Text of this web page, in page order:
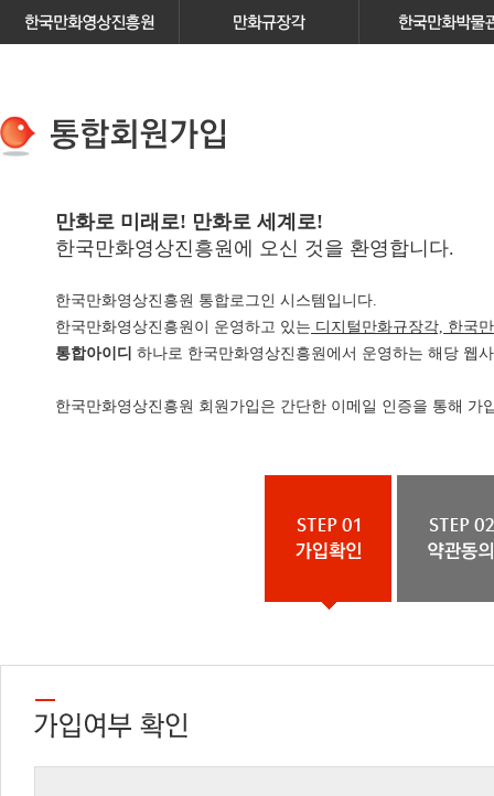
만화로 미래로! 만화로 세계로!
한국만화영상진흥원에 오신 것을 환영합니다.
한국만화영상진흥원 통합로그인 시스템입니다.
한국만화영상진흥원이 운영하고 있는 디지털만화규장각, 한국
통합아이디 하나로 한국만화영상진흥원에서 운영하는 해당 웹
한국만화영상진흥원 회원가입은 간단한 이메일 인증을 통해 가